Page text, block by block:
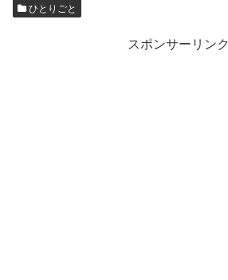
ひとりごと
スポンサーリンク